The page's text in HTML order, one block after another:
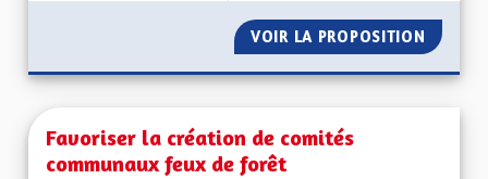
VOIR LA PROPOSITION DES
Favoriser la création de comités
communaux feux de forêt